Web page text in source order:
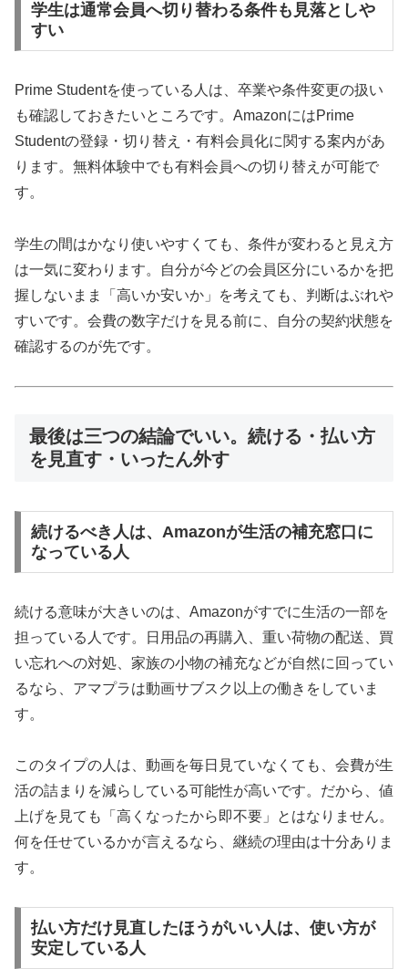
学生は通常会員へ切り替わる条件も見落としや
すい
Prime Studentを使っている人は、卒業や条件変更の扱い
も確認しておきたいところです。AmazonにはPrime
Studentの登録・切り替え・有料会員化に関する案内があ
ります。無料体験中でも有料会員への切り替えが可能で
す。
学生の間はかなり使いやすくても、条件が変わると見え方
は一気に変わります。自分が今どの会員区分にいるかを把
握しないまま「高いか安いか」を考えても、判断はぶれや
すいです。会費の数字だけを見る前に、自分の契約状態を
確認するのが先です。
最後は三つの結論でいい。続ける・払い方
を見直す・いったん外す
続けるべき人は、Amazonが生活の補充窓口に
なっている人
続ける意味が大きいのは、Amazonがすでに生活の一部を
担っている人です。日用品の再購入、重い荷物の配送、買
い忘れへの対処、家族の小物の補充などが自然に回ってい
るなら、アマプラは動画サブスク以上の働きをしていま
す。
このタイプの人は、動画を毎日見ていなくても、会費が生
活の詰まりを減らしている可能性が高いです。だから、値
上げを見ても「高くなったから即不要」とはなりません。
何を任せているかが言えるなら、継続の理由は十分ありま
す。
払い方だけ見直したほうがいい人は、使い方が
安定している人